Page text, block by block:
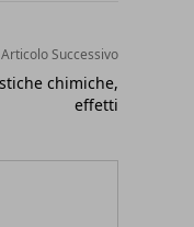
Articolo Successivo
chimiche,
effetti